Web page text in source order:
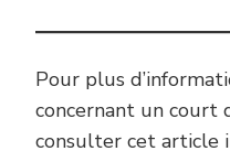
Pour plus
concernant un court
consulter cet article